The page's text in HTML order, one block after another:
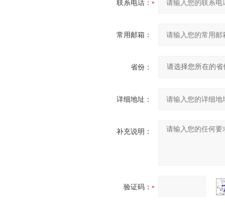
联系电话：
常用邮箱：
省份：
详细地址：
补充说明：
验证码：